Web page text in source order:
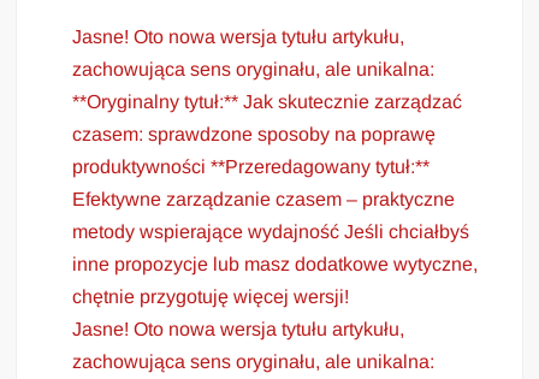
Jasne! Oto nowa wersja tytułu artykułu,
zachowująca sens oryginału, ale unikalna:
**Oryginalny tytuł:** Jak skutecznie zarządzać
czasem: sprawdzone sposoby na poprawę
produktywności **Przeredagowany tytuł:**
Efektywne zarządzanie czasem – praktyczne
metody wspierające wydajność Jeśli chciałbyś
inne propozycje lub masz dodatkowe wytyczne,
chętnie przygotuję więcej wersji!
Jasne! Oto nowa wersja tytułu artykułu,
zachowująca sens oryginału, ale unikalna: